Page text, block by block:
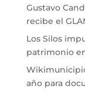
Gustavo
recibe el
Los Silos
patrimonio
año para